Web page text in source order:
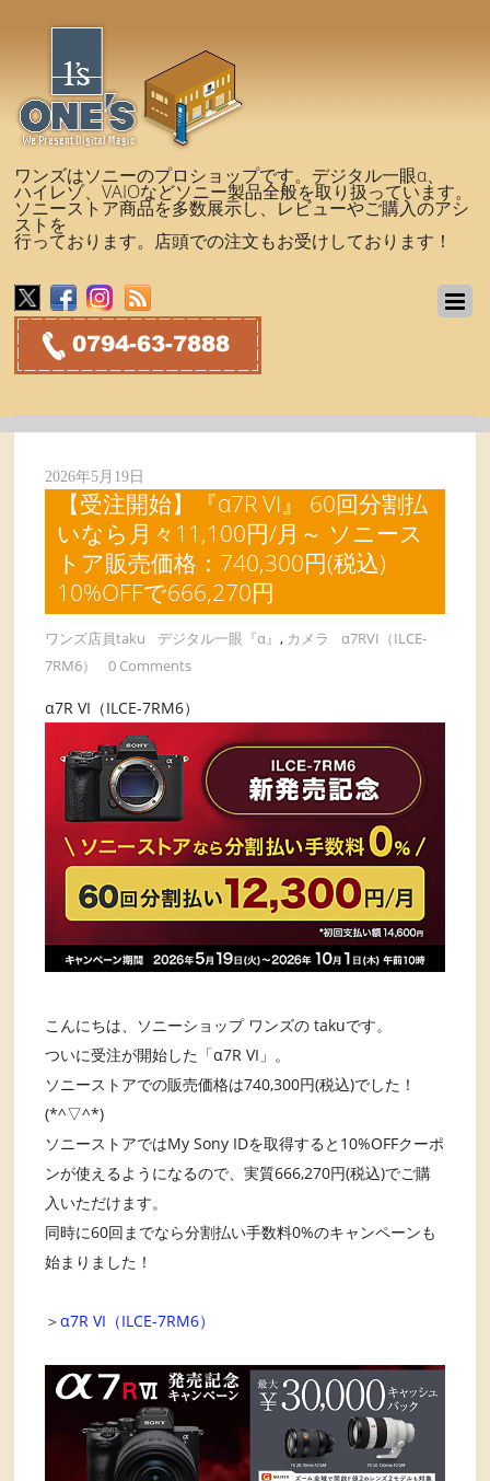
ワンズはソニーのプロショップです。デジタル一眼α、
ハイレゾ、VAIOなどソニー製品全般を取り扱っています。
ソニーストア商品を多数展示し、レビューやご購入のアシ
ストを
行っております。店頭での注文もお受けしております！
2026年5月19日
【受注開始】『α7R VI』 60回分割払
いなら月々11,100円/月～ ソニース
トア販売価格：740,300円(税込)
10%OFFで666,270円
ワンズ店員taku デジタル一眼『α』, カメラ
α7RVI（ILCE-
7RM6）
0 Comments
α7R VI（ILCE-7RM6）
こんにちは、ソニーショップ ワンズの takuです。
ついに受注が開始した「α7R VI」。
ソニーストアでの販売価格は740,300円(税込)でした！
(*^▽^*)
ソニーストアではMy Sony IDを取得すると10%OFFクーポ
ンが使えるようになるので、実質666,270円(税込)でご購
入いただけます。
同時に60回までなら分割払い手数料0%のキャンペーンも
始まりました！
＞α7R VI（ILCE-7RM6）